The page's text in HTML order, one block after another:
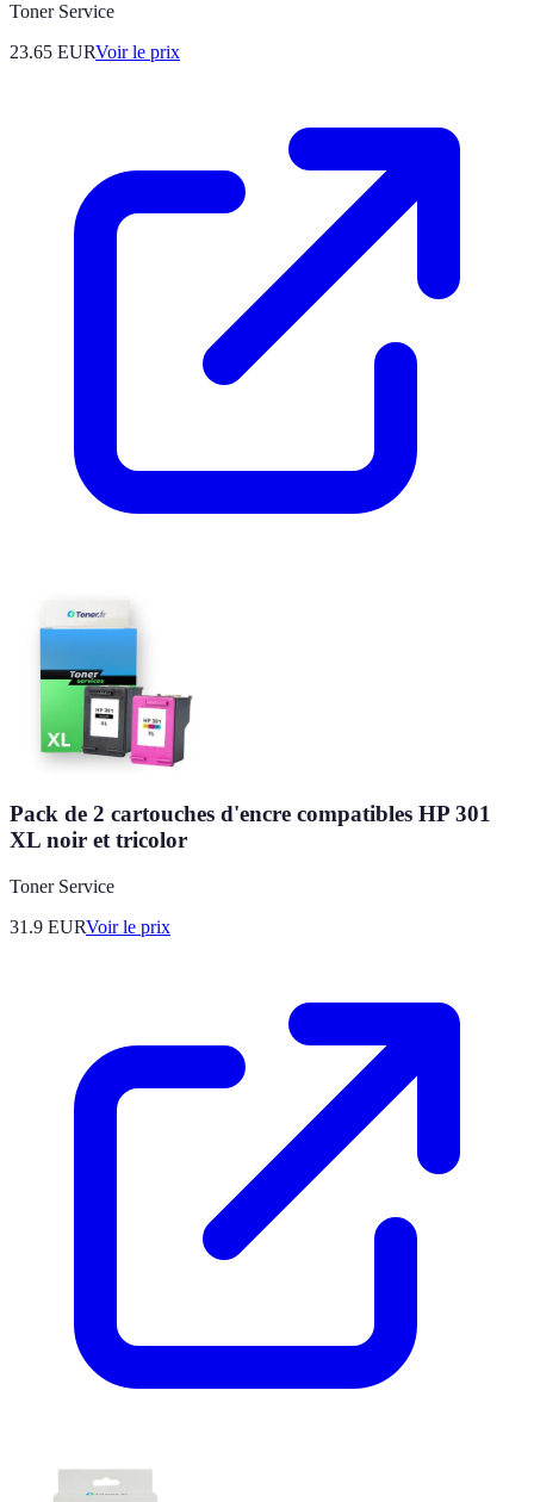
Toner Service
23.65 EURVoir le prix
Pack de 2 cartouches d'encre compatibles HP 301
XL noir et tricolor
Toner Service
31.9 EURVoir le prix